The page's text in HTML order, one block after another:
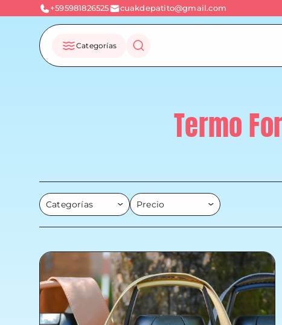
+595981826525 cuakdepatito@gmail.com
Categorías
Termo
Categorías
Bandolera
Bolso
Cartuchera
Delantal
Lonchera
Precio
Hasta Gs. 800.000
Hasta Gs. 1.000.000